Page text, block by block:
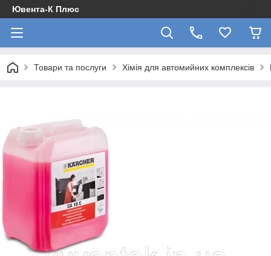
Ювента-К Плюс
Товари та послуги Хімія для автомийних комплексів